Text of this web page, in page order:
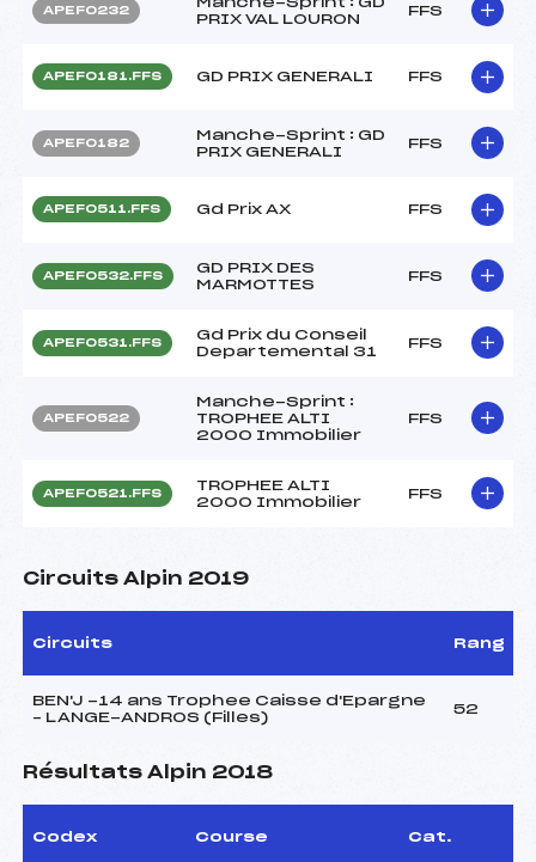
APEF0232
PRIX VAL LOURON
FFS
APEF0181.FFS GD PRIX GENERALI FFS
APEF0182
Manche-Sprint : GD
PRIX GENERALI
FFS
APEF0511.FFS Gd Prix AX FFS
APEF0532.FFS
GD PRIX DES
MARMOTTES
FFS
APEF0531.FFS
Gd Prix du Conseil
Departemental 31
FFS
APEF0522
Manche-Sprint :
TROPHEE ALTI
2000 Immobilier
FFS
APEF0521.FFS
TROPHEE ALTI
2000 Immobilier
FFS
Circuits Alpin 2019
Circuits Rang
BEN'J -14 ans Trophee Caisse d'Epargne
– LANGE-ANDROS (Filles)
52
Résultats Alpin 2018
Codex Course Cat.